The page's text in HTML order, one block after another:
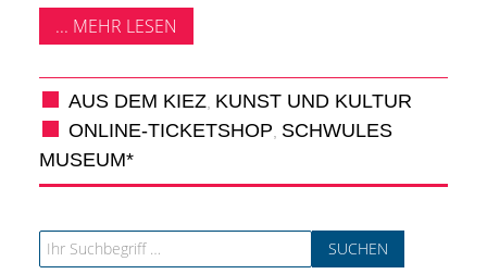
UND
GASTRONOMIE
KINDER,
HERANWACHSENDE,
SCHULE
... MEHR LESEN
AUS DEM KIEZ, KUNST UND KULTUR
ONLINE-TICKETSHOP, SCHWULES
MUSEUM*
Search for: